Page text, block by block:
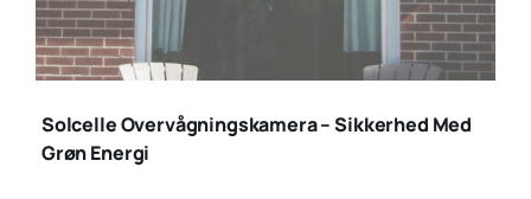
solcelle
(1)
Solcelle Overvågningskamera – Sikkerhed Med
Grøn Energi